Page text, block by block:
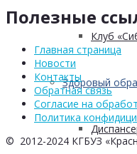
Клуб
Здоровый
Полезные
Главная страница
Новости
Контакты
Обратная связь
Согласие на
Политика
© 2012-2024 КГБУЗ